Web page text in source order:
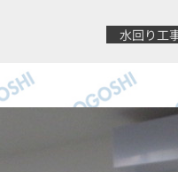
水回り工